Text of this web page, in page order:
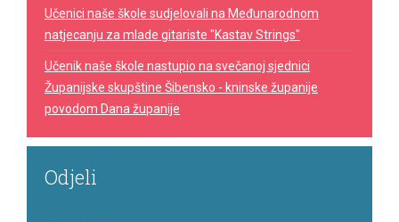
Učenici naše škole sudjelovali na Međunarodnom
natjecanju za mlade gitariste "Kastav Strings"
Učenik naše škole nastupio na svečanoj sjednici
Županijske skupštine Šibensko - kninske županije
povodom Dana županije
Odjeli